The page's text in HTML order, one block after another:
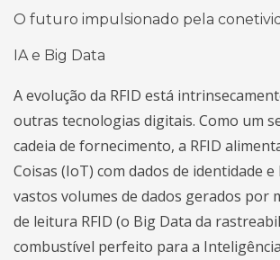
O futuro impulsionado pela
IA e Big Data
A evolução da RFID está
outras tecnologias digitais. Como um
cadeia de fornecimento, a RFID
Coisas (IoT) com dados de identidade e
vastos volumes de dados gerados por
de leitura RFID (o Big Data da
combustível perfeito para a